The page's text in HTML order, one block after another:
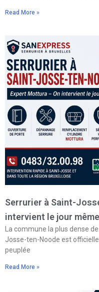
Read More »
Serrurier à Saint-
intervient le jour même
La commune la plus dense
Josse-ten-Noode est
peuplée
Read More »